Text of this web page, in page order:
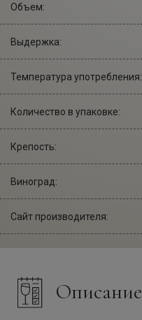
Объем:
Выдержка:
Температура употребления:
Количество в упаковке:
Крепость:
Виноград:
Сайт производителя:
Описание